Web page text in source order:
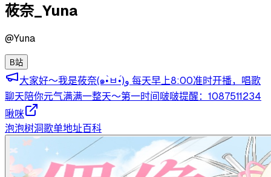
莜奈_Yuna
@Yuna
B站
大家好～我是莜奈(๑•̀ㅂ•́)و 每天早上8:00准时开播，唱歌
聊天陪你元气满满一整天～第一时间啵啵提醒：1087511234
啾咪
泡泡树洞歌单地址百科